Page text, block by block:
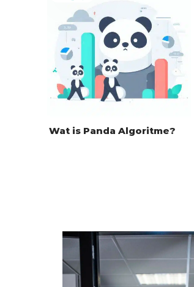
Wat is Panda Algoritme?